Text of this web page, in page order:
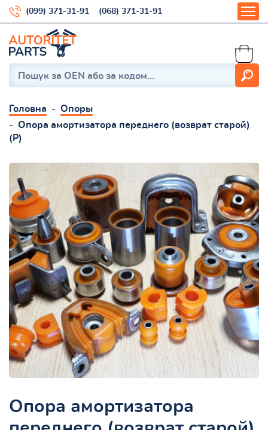
(099) 371-31-91 (068) 371-31-91
Головна
Опоры
Опора амортизатора переднего (возврат старой)
(Р)
Опора амортизатора